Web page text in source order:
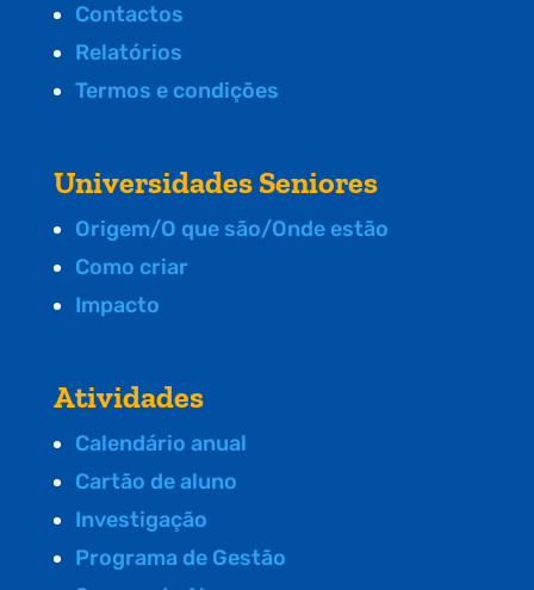
Contactos
Relatórios
Termos e condições
Universidades Seniores
Origem/O que são/Onde estão
Como criar
Impacto
Atividades
Calendário anual
Cartão de aluno
Investigação
Programa de Gestão